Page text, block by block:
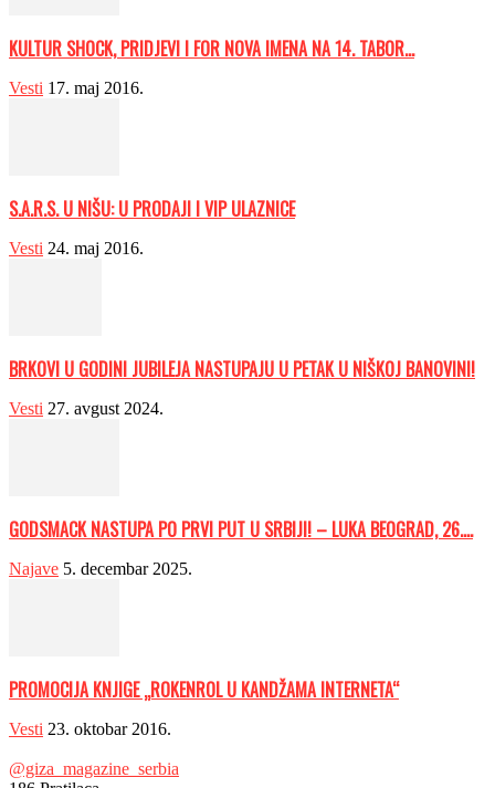
KULTUR SHOCK, PRIDJEVI I FOR NOVA IMENA NA 14. TABOR...
Vesti 17. maj 2016.
S.A.R.S. U NIŠU: U PRODAJI I VIP ULAZNICE
Vesti 24. maj 2016.
BRKOVI U GODINI JUBILEJA NASTUPAJU U PETAK U NIŠKOJ BANOVINI!
Vesti 27. avgust 2024.
GODSMACK NASTUPA PO PRVI PUT U SRBIJI! – LUKA BEOGRAD, 26....
Najave 5. decembar 2025.
PROMOCIJA KNJIGE „ROKENROL U KANDŽAMA INTERNETA“
Vesti 23. oktobar 2016.
@giza_magazine_serbia